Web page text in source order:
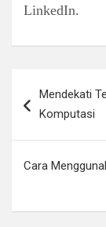
LinkedIn.
posMendekati
Komputasi
Cara